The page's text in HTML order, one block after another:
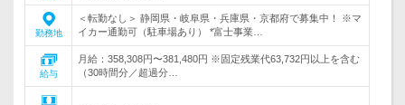
勤務地
＜転勤なし＞ 静岡県・岐阜県・兵庫県・京都府で募集中！ ※マ
イカー通勤可（駐車場あり） *富士事業…
給与
月給：358,308円〜381,480円 ※固定残業代63,732円以上を含む
（30時間分／超過分…